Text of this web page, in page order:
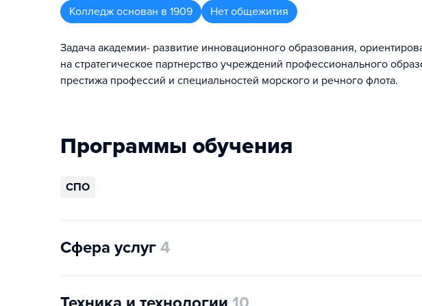
Колледж основан в 1909 Нет общежития
Задача академии- развитие инновационного образования,
на стратегическое партнерство учреждений профессионального
престижа профессий и специальностей морского и речного флота.
Программы обучения
СПО
Сфера услуг 4